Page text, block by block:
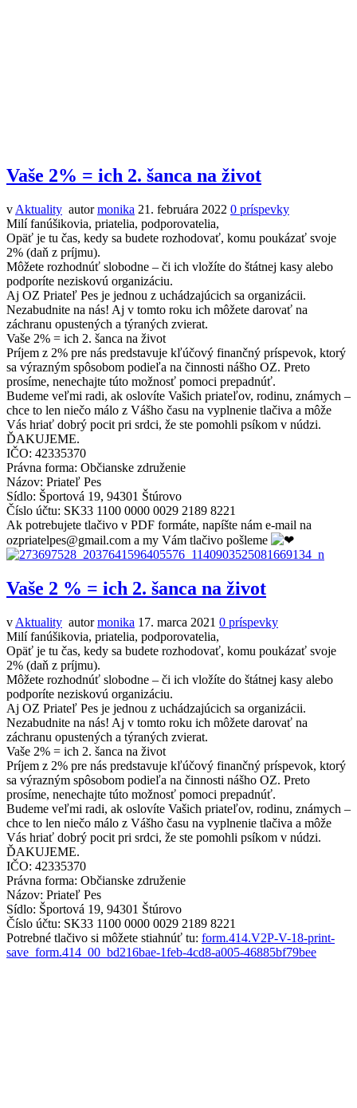
Vaše 2% = ich 2. šanca na život
v Aktuality autormonika 21. februára 2022 0 príspevky
Milí fanúšikovia, priatelia, podporovatelia,
Opäť je tu čas, kedy sa budete rozhodovať, komu poukázať svoje
2% (daň z príjmu).
Môžete rozhodnúť slobodne – či ich vložíte do štátnej kasy alebo
podporíte neziskovú organizáciu.
Aj OZ Priateľ Pes je jednou z uchádzajúcich sa organizácii.
Nezabudnite na nás! Aj v tomto roku ich môžete darovať na
záchranu opustených a týraných zvierat.
Vaše 2% = ich 2. šanca na život
Príjem z 2% pre nás predstavuje kľúčový finančný príspevok, ktorý
sa výrazným spôsobom podieľa na činnosti nášho OZ. Preto
prosíme, nenechajte túto možnosť pomoci prepadnúť.
Budeme veľmi radi, ak oslovíte Vašich priateľov, rodinu, známych –
chce to len niečo málo z Vášho času na vyplnenie tlačiva a môže
Vás hriať dobrý pocit pri srdci, že ste pomohli psíkom v núdzi.
ĎAKUJEME.
IČO: 42335370
Právna forma: Občianske združenie
Názov: Priateľ Pes
Sídlo: Športová 19, 94301 Štúrovo
Číslo účtu: SK33 1100 0000 0029 2189 8221
Ak potrebujete tlačivo v PDF formáte, napíšte nám e-mail na
ozpriatelpes@gmail.com a my Vám tlačivo pošleme
Vaše 2 % = ich 2. šanca na život
v Aktuality autormonika 17. marca 2021 0 príspevky
Milí fanúšikovia, priatelia, podporovatelia,
Opäť je tu čas, kedy sa budete rozhodovať, komu poukázať svoje
2% (daň z príjmu).
Môžete rozhodnúť slobodne – či ich vložíte do štátnej kasy alebo
podporíte neziskovú organizáciu.
Aj OZ Priateľ Pes je jednou z uchádzajúcich sa organizácii.
Nezabudnite na nás! Aj v tomto roku ich môžete darovať na
záchranu opustených a týraných zvierat.
Vaše 2% = ich 2. šanca na život
Príjem z 2% pre nás predstavuje kľúčový finančný príspevok, ktorý
sa výrazným spôsobom podieľa na činnosti nášho OZ. Preto
prosíme, nenechajte túto možnosť pomoci prepadnúť.
Budeme veľmi radi, ak oslovíte Vašich priateľov, rodinu, známych –
chce to len niečo málo z Vášho času na vyplnenie tlačiva a môže
Vás hriať dobrý pocit pri srdci, že ste pomohli psíkom v núdzi.
ĎAKUJEME.
IČO: 42335370
Právna forma: Občianske združenie
Názov: Priateľ Pes
Sídlo: Športová 19, 94301 Štúrovo
Číslo účtu: SK33 1100 0000 0029 2189 8221
Potrebné tlačivo si môžete stiahnúť tu: form.414.V2P-V-18-print-
save_form.414_00_bd216bae-1feb-4cd8-a005-46885bf79bee